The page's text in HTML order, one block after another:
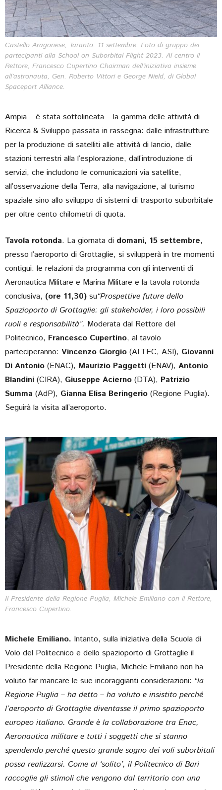
Castello Aragonese, Taranto. 11 settembre. Foto di gruppo dei
partecipanti alla School on Suborbital Flight 2023. Al centro il
Rettore, Francesco Cupertino Chairman dell’iniziativa insieme
all’astronauta, Gen. Roberto Vittori e George Nield, di Global
Spaceport Alliance.
Ampia – è stata sottolineata – la gamma delle attività di
Ricerca & Sviluppo passata in rassegna: dalle infrastrutture
per la produzione di satelliti alle attività di lancio, dalle
stazioni terrestri alla l’esplorazione, dall’introduzione di
servizi, che includono le comunicazioni via satellite,
all’osservazione della Terra, alla navigazione, al turismo
spaziale sino allo sviluppo di sistemi di trasporto suborbitale
per oltre cento chilometri di quota.
Tavola rotonda. La giornata di domani, 15 settembre,
presso l’aeroporto di Grottaglie, si svilupperà in tre momenti
contigui: le relazioni da programma con gli interventi di
Aeronautica Militare e Marina Militare e la tavola rotonda
conclusiva, (ore 11,30) su“Prospettive future dello
Spazioporto di Grottaglie: gli stakeholder, i loro possibili
ruoli e responsabilità”. Moderata dal Rettore del
Politecnico, Francesco Cupertino, al tavolo
parteciperanno: Vincenzo Giorgio (ALTEC, ASI), Giovanni
Di Antonio (ENAC), Maurizio Paggetti (ENAV), Antonio
Blandini (CIRA), Giuseppe Acierno (DTA), Patrizio
Summa (AdP), Gianna Elisa Beringerio (Regione Puglia).
Seguirà la visita all’aeroporto.
Il Presidente della Regione Puglia, Michele Emiliano con il Rettore,
Francesco Cupertino.
Michele Emiliano. Intanto, sulla iniziativa della Scuola di
Volo del Politecnico e dello spazioporto di Grottaglie il
Presidente della Regione Puglia, Michele Emiliano non ha
voluto far mancare le sue incoraggianti considerazioni: “la
Regione Puglia – ha detto – ha voluto e insistito perché
l’aeroporto di Grottaglie diventasse il primo spazioporto
europeo italiano. Grande è la collaborazione tra Enac,
Aeronautica militare e tutti i soggetti che si stanno
spendendo perché questo grande sogno dei voli suborbitali
possa realizzarsi. Come al ‘solito’, il Politecnico di Bari
raccoglie gli stimoli che vengono dal territorio con una